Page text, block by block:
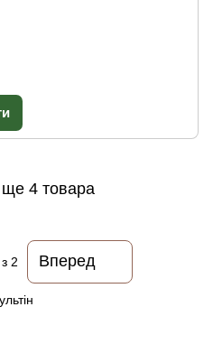
ще 4 товара
з 2 Вперед